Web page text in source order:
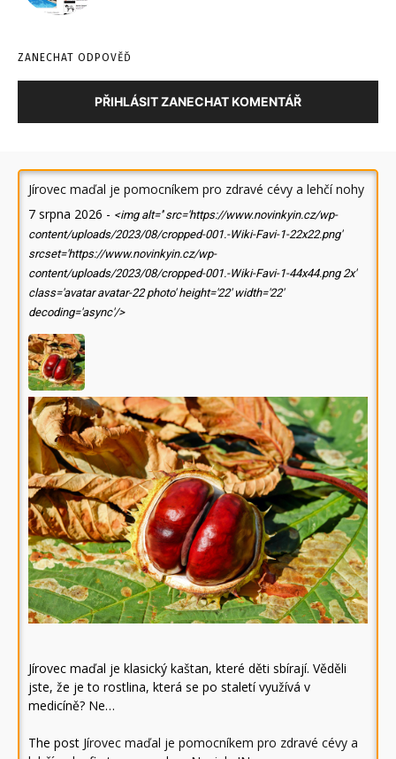
ZANECHAT ODPOVĚĎ
PŘIHLÁSIT ZANECHAT KOMENTÁŘ
Jírovec maďal je pomocníkem pro zdravé cévy a lehčí nohy
7 srpna 2026 - <img alt='' src='https://www.novinkyin.cz/wp-
content/uploads/2023/08/cropped-001.-Wiki-Favi-1-22x22.png'
srcset='https://www.novinkyin.cz/wp-
content/uploads/2023/08/cropped-001.-Wiki-Favi-1-44x44.png 2x'
class='avatar avatar-22 photo' height='22' width='22'
decoding='async'/>
Jírovec maďal je klasický kaštan, které děti sbírají. Věděli
jste, že je to rostlina, která se po staletí využívá v
medicíně? Ne…
The post Jírovec maďal je pomocníkem pro zdravé cévy a